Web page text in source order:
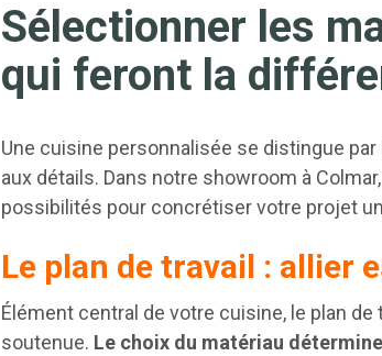
Sélectionner les
qui feront la
Une cuisine personnalisée se distingue
aux détails. Dans notre showroom à
possibilités pour concrétiser votre projet
Le plan de travail : allier
Élément central de votre cuisine, le plan
soutenue. Le choix du matériau